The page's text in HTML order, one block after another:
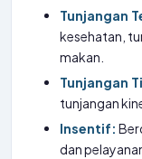
Tunjangan
kesehatan,
makan.
Tunjangan
tunjangan
Insentif:
dan